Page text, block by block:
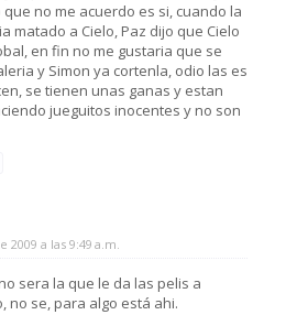
que no me acuerdo es si, cuando la
matado a Cielo, Paz dijo que Cielo
en fin no me gustaria que se
y Simon ya cortenla, odio las es
se tienen unas ganas y estan
jueguitos inocentes y no son
a las 9:49 a.m.
sera la que le da las pelis a
no se, para algo está ahi.